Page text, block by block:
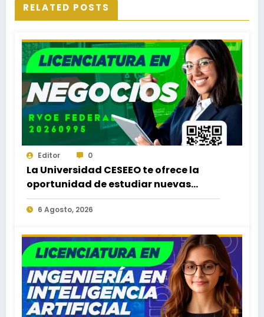
RELATED POSTS
Editor 0
La Universidad CESEEO te ofrece la
oportunidad de estudiar nuevas
Licenciaturas en los Campus Oaxaca,
Puerto Escondido, Ixtepec y en la
6 Agosto, 2026